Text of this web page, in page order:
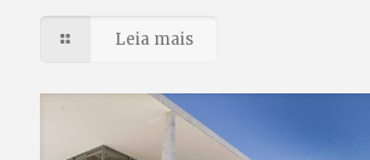
Leia mais